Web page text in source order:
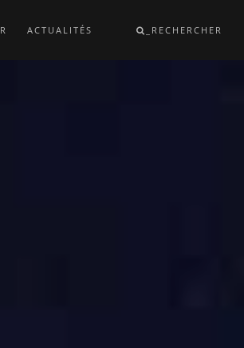
ACTUALITÉS _RECHERCHER